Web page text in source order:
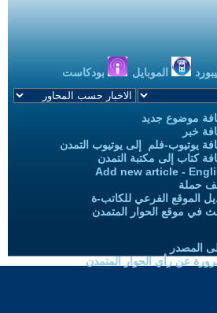
الموبايل بودكاست
موضوع جديد
خبر
يوتيوب-فلم إلى يوتيوب التمدن
كتاب إلى مكتبة التمدن
Add new article -
حملة
الموقع الفرعي للكاتب-ة
في موقع الحوار المتمدن
المصدر
عن رأي الحوار المتمدن